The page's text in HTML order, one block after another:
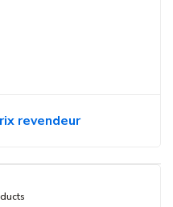
revendeur